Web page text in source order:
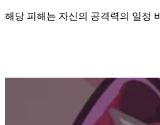
해당 피해는 자신의 공격력의 일정